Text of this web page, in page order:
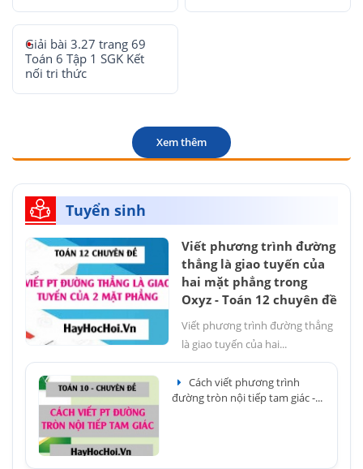
Giải bài 3.27 trang 69
Toán 6 Tập 1 SGK Kết
nối tri thức
Xem thêm
Tuyển sinh
Viết phương trình đường
thẳng là giao tuyến của
hai mặt phẳng trong
Oxyz - Toán 12 chuyên đề
Viết phương trình đường thẳng
là giao tuyến của hai...
Cách viết phương trình
đường tròn nội tiếp tam giác -...